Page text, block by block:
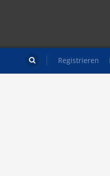
Registrieren
